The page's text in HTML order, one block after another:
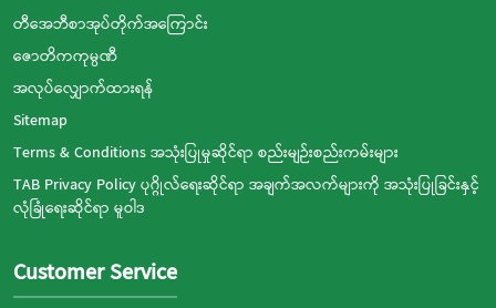
တီအေဘီစာအုပ်တိုက်အကြောင်း
ဇောတိကကုမ္ပဏီ
အလုပ်လျှောက်ထားရန်
Sitemap
Terms & Conditions အသုံးပြုမှုဆိုင်ရာ စည်းမျဉ်းစည်းကမ်းများ
TAB Privacy Policy ပုဂ္ဂိုလ်ရေးဆိုင်ရာ အချက်အလက်များကို အသုံးပြုခြင်းနှင့်
လုံခြုံရေးဆိုင်ရာ မူဝါဒ
Customer Service